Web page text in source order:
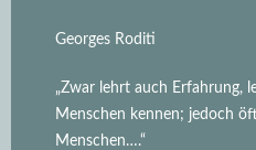
Georges Roditi
„Zwar lehrt auch Erfahrung,
Menschen kennen; jedoch
Menschen….“